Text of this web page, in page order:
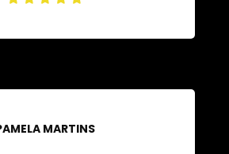
MARTINS